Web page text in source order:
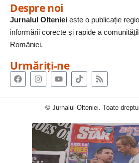
Despre noi
Jurnalul Olteniei este o publicație
informării corecte și rapide a
României.
Urmăriți-ne
© Jurnalul Olteniei. Toate